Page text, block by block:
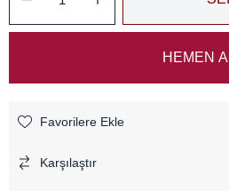
Favorilere Ekle
Karşılaştır